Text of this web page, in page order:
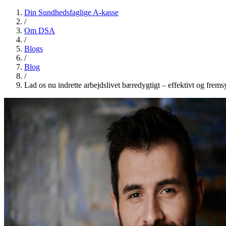
Din Sundhedsfaglige A-kasse
/
Om DSA
/
Blogs
/
Blog
/
Lad os nu indrette arbejdslivet bæredygtigt – effektivt og